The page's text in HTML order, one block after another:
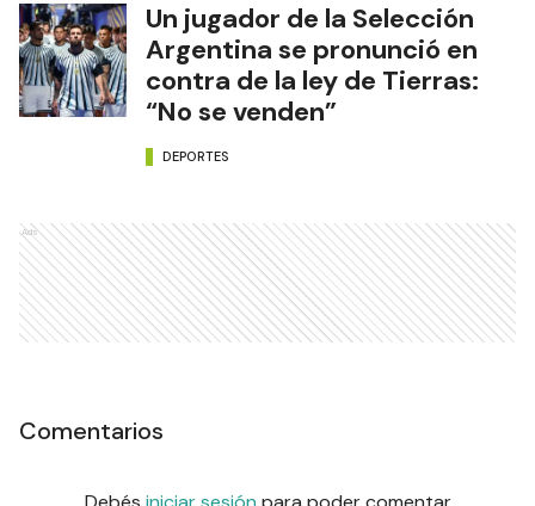
Un jugador de la Selección
Argentina se pronunció en
contra de la ley de Tierras:
“No se venden”
DEPORTES
Ads
Comentarios